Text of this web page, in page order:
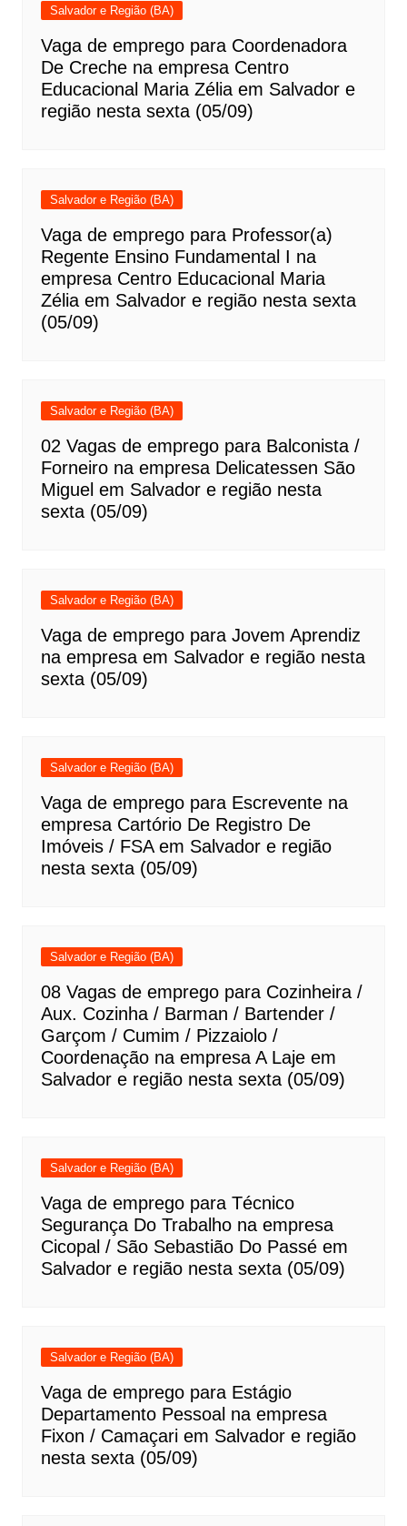
Salvador e Região (BA)
Vaga de emprego para Coordenadora
De Creche na empresa Centro
Educacional Maria Zélia em Salvador e
região nesta sexta (05/09)
Salvador e Região (BA)
Vaga de emprego para Professor(a)
Regente Ensino Fundamental I na
empresa Centro Educacional Maria
Zélia em Salvador e região nesta sexta
(05/09)
Salvador e Região (BA)
02 Vagas de emprego para Balconista /
Forneiro na empresa Delicatessen São
Miguel em Salvador e região nesta
sexta (05/09)
Salvador e Região (BA)
Vaga de emprego para Jovem Aprendiz
na empresa em Salvador e região nesta
sexta (05/09)
Salvador e Região (BA)
Vaga de emprego para Escrevente na
empresa Cartório De Registro De
Imóveis / FSA em Salvador e região
nesta sexta (05/09)
Salvador e Região (BA)
08 Vagas de emprego para Cozinheira /
Aux. Cozinha / Barman / Bartender /
Garçom / Cumim / Pizzaiolo /
Coordenação na empresa A Laje em
Salvador e região nesta sexta (05/09)
Salvador e Região (BA)
Vaga de emprego para Técnico
Segurança Do Trabalho na empresa
Cicopal / São Sebastião Do Passé em
Salvador e região nesta sexta (05/09)
Salvador e Região (BA)
Vaga de emprego para Estágio
Departamento Pessoal na empresa
Fixon / Camaçari em Salvador e região
nesta sexta (05/09)